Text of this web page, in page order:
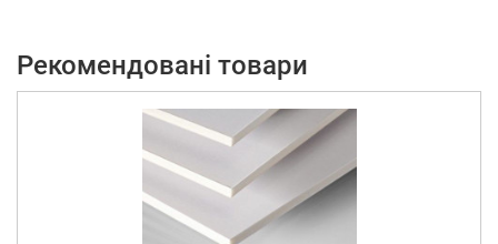
Рекомендовані товари